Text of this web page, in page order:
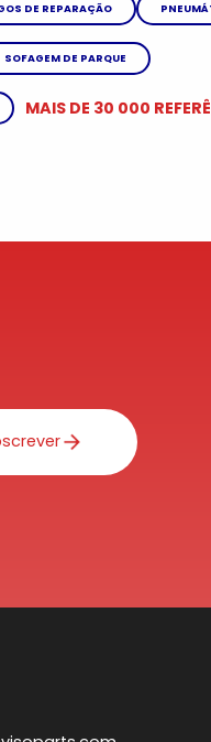
DE REPARAÇÃO
SOFAGEM DE PARQUE
MAIS DE 30 000